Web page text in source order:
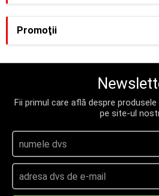
Promoţii
Fii primul care află despre
pe site-ul